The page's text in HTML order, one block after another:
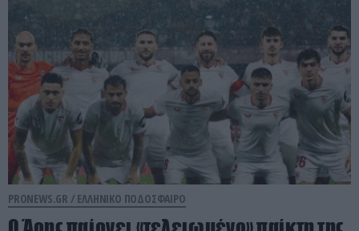
PRONEWS.GR / ΕΛΛΗΝΙΚΟ ΠΟΔΟΣΦΑΙΡΟ